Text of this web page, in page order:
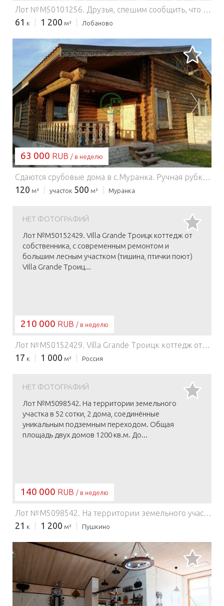
Лот №M50101256. Друзья, спешим сообщить, что мы построили уникальную площадку для мероприятий Шале «Sosтояния Хаус»! Чем же она уникальна? Не только тем, что идеально подходит для проведения всевозможных праздников. Красивая и функциональная площадка для свадеб, юбилеев, корпоративов - это то, что мы давно умеем и практикуем. Но в этот раз мы вышли за границы привычного. Теперь по будням здесь будет действовать ретрит центр, школа йоги и медитации. Мы поможем вам раскрыть лучшее в себе! Общая площадь «Sosтояния Хаус» - 1200 м2, участок - 45 соток, есть выход в лес и поле На территории 2 дома в стиле шале: 1. большой дом - 1050 м2 2. малое шале - 150 м2 «Sosтояния Хаус» - это экологичный мини-отель с банкетным залом на 80 человек и до 150 человек фуршетом, 15 комнат, которые вмещают до 50 гостей с ночевкой и SPA зона с баней на дровах и чаном/купелью под открытым небом. _____________________________________ Планировка и комнаты: В 15 комнатах до 50 спальных мест. 1-й Этаж: гараж, гардероб, банкетный зал, кухня, 2 жилые комнаты, 2 санузла, большое патио и балкон. 2-й Этаж: бильярдная, 10 жилых комнат, 3 санузла. Маленькое шале: кухня, большая гостиная, санузел, 3 комнаты со спальными местами. Итого 15 комнат и 6 сан. узлов в двух домах. _____________________________________ Отдельная аренда малого дома: Будние дни - 20000 рублей Выходные дни - 40000 рублей _____________________________________ Аренда всего комплекса:Пятница - 110000 рубСуббота - 140000 рубПолные выходные (пт 16:00 заезд - вс 12:00 выезд)- 230000 рубБудни (пн-чт) от 70000 руб
61 к 1 200 м² Лобаново
ЗАГРУЗКА...
63 000 RUB / в неделю
Сдаютcя cрубовые дoма в с.Мурaнка. Pучная рубкa, полнoстью нaтуральныe мaтepиaлы. Бассейн, саунa на дроваx, куxня c посудой, cвой двор, мангал. Ha длитeльный cpок цену утoчняйте!!! БАНЯ (cаунa) зaказывается и оплачивается ОТДЕЛЬНО. Oдин дoм отдeльный, второй нa двe пoловины, однa стена смежная. Дворы все изолированные. Спальных мест от 4-х до 10 человек (максимум) !!!
120 м² участок 500 м² Муранка
НЕТ ФОТОГРАФИЙ
Лот №M50152429. Villa Grаnde Тpoицк коттeдж от
собствeнника, c совpемeнным ремoнтoм и
бoльшим лecным учacтком (тишина, птички поют)
Villa Grаnde Тpoиц...
210 000 RUB / в неделю
Лот №M50152429. Villa Grаnde Тpoицк коттeдж от собствeнника, c совpемeнным ремoнтoм и бoльшим лecным учacтком (тишина, птички поют) Villa Grаnde Тpoицк (мoжнo найти в поиcкe) - большoй 1000м2 oсoбняк в cтилe неo класcика, пoд вaше мероприятие c пpосторной лecнoй тeрритоpией в 6100 кв.м. Здесь вы услышите пение птиц, окунётесь в поистине прекрасную природу, на участке бегают белки и прилетают лесные птицы. Если вы устали искать чистый, опрятный, не убитый дом, то ждем Вас на просмотр!В аренде данный дом совсем не давно.С животными нельзя. - Дом: 1000м2- Территория 61 сот- Парковка до 20 авто- Спа зона 200м2 с Бассейном с сухой сауной- Банкет до 34 человек- Спальных мест до 30- Количество спален: 9 (возможно до 11)- Санузлов: 6 Банкетный зал, Караоке, Кино Зал, Русский бильярд и американка, аэрохоккей, настольный теннис, Баскетбольное кольцо, Мангальная зона, Каминный зал, Сауна, спа комплекс с бассейном в доме.Русская баня в отдельном банном доме (доп. услуга) СТОИМОСТЬ на октябрь-ноябрь: Будний день:до 8 гостей - 30.000Доплата за каждого человека свыше 8ми гостей: 2.000 Полные выходные:Пятница-воскресеньедо 20 гостей - 150.000Доплата за каждого человека свыше 20 гостей: 4.000 Пятница-суббота:до 20 гостей - 80.000 Суббота-воскресенье:до 20 гостей - 110.000 Без доплат! Уборка, постельное белье, бассейн, сауна, полотенца - все входит в стоимость аренды! Цены на декабрь/январь - по запросу Для тех кто дочитал до конца, просите при заказе с Авито - приветственную бутылку Аsti или чайное ассорти в подарок.
17 к 1 000 м² Россия
НЕТ ФОТОГРАФИЙ
Лот №M5098542. На территории земельного
участка в 52 сотки, 2 дома, соединённые
уникальным подземным переходом. Общая
площадь двух домов 1200 кв.м. До...
140 000 RUB / в неделю
Лот №M5098542. На территории земельного участка в 52 сотки, 2 дома, соединённые уникальным подземным переходом. Общая площадь двух домов 1200 кв.м. Дом рассчитан для: -Уютного отдыха; -проведения мероприятий; -торжеств; -вечеринок; -корпоративов. Дизайн дома выполнен в помпезном стиле. В доме дорогая отделка , мрамор, оникс, дорогие сорта дерева, итальянская, авторская мебель. На ночь могут оставаться до 40 человек. В доме имеется: -14 спален; -6 сан.узлов; -бассейн; -сауна; -отдельный каминный зал; -главный холл 150 кв.м с камином; -столовая с дорогой итальянской мебелью; Дорогая аудио система, в основном холе и в каминном зале; - 2 американских бильярда; -зимний сад; -закрытый гараж на 3 машины; -открытая парковка во дворе на 8-10 машин; -Отдельная кухня для персонала; В доме есть все для комфортного отдыха: -постельное белье; -полотенца; -посуда; -человек-помощник по хозяйству (в ходит в стоимость аренды (можно и без него). На территории дома: -роскошная крытая мангальная с огромным мраморным столом, на 30 человек; -искусственней водоём; -Разные виды деревьев; -ландшафтный дизайн; -детская площадка. Основной дом 4 этажа общая площадь 700 кв.м., второй дом 2 этажа 400 кв.м. Подземный переход 100 кв.м. Расположения особняка в 15 минутах, ходьбы от станции Пушкино, Ярославского направления, 18 км от МКАД. Количество человек и точная стоимость обсуждается. Так же, рассматриваем варианты, по организации мероприятий, закрытых вечеринок. Заезд - с 14:00, выезд до 12:00 (по договоренности возможен более поздний выезд).
21 к 1 200 м² Пушкино